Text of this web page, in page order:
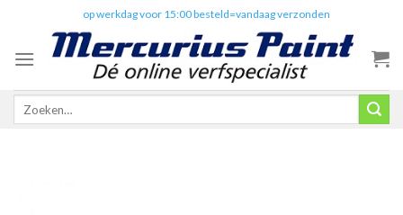
content
op werkdag voor 15:00 besteld=vandaag verzonden
Zoeken